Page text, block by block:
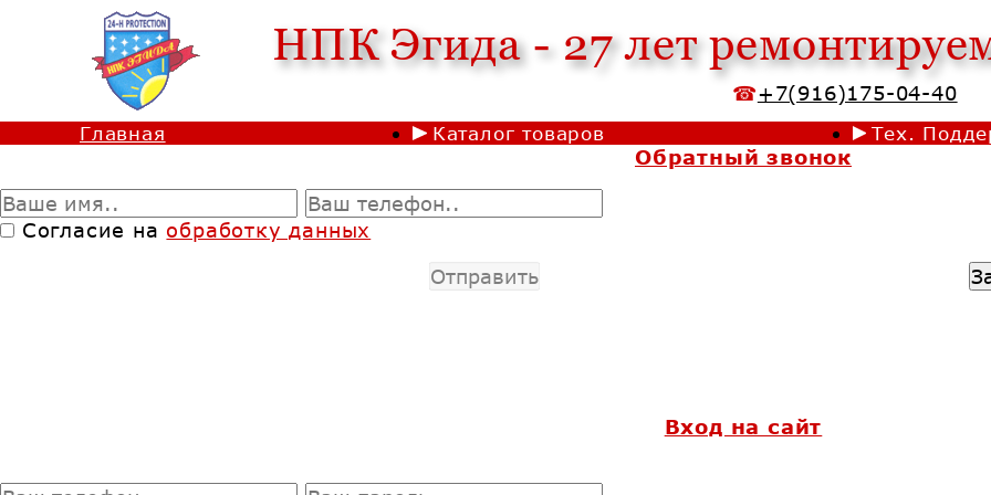
НПК Эгида - 27 лет
+7(916)175-04-40
Главная Каталог товаров Тех.
Обратный звонок
Согласие на обработку данных
Отправить
Вход на сайт